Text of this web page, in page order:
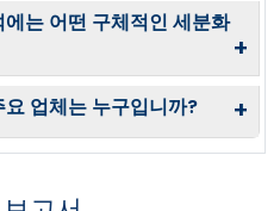
는 어떤 구체적인 세분화
+
업체는 누구입니까? +